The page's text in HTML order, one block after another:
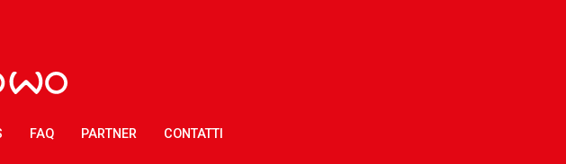
FAQ PARTNER CONTATTI